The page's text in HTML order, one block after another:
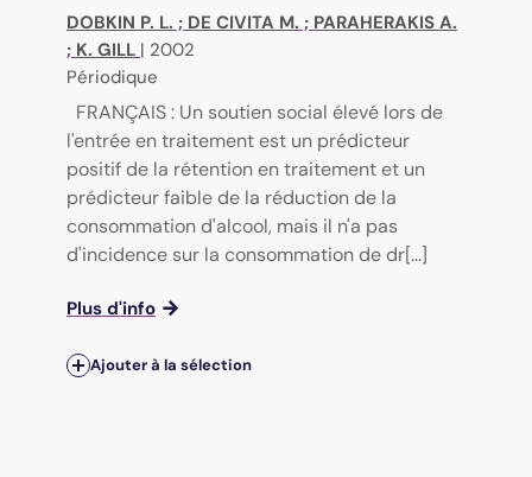
DOBKIN P. L. ; DE CIVITA M. ; PARAHERAKIS A.
; K. GILL | 2002
Périodique
FRANÇAIS : Un soutien social élevé lors de
l'entrée en traitement est un prédicteur
positif de la rétention en traitement et un
prédicteur faible de la réduction de la
consommation d'alcool, mais il n'a pas
d'incidence sur la consommation de dr[...]
Plus d'info
Ajouter à la sélection